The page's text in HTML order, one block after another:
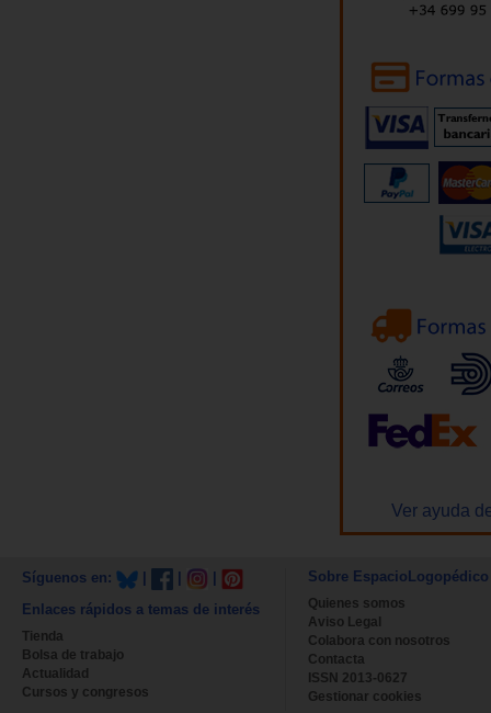
Ver ayuda
Síguenos en:
Enlaces rápidos a temas de interés
Tienda
Bolsa de trabajo
Actualidad
Cursos y congresos
Sobre EspacioLogopédico
Quienes somos
Aviso Legal
Colabora con nosotros
Contacta
ISSN 2013-0627
Gestionar cookies